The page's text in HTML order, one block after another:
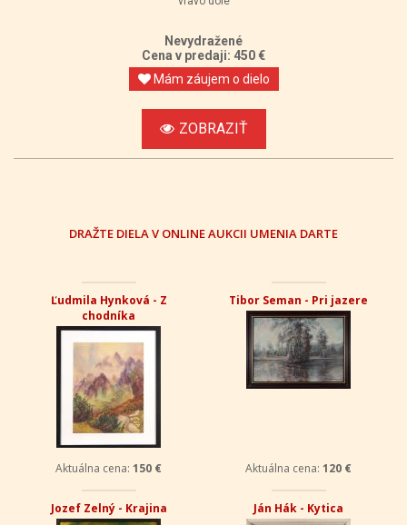
Nevydražené
Cena v predaji: 450 €
Mám záujem o dielo
ZOBRAZIŤ
DRAŽTE DIELA V ONLINE AUKCII UMENIA DARTE
Ľudmila Hynková - Z
chodníka
Aktuálna cena: 150 €
Tibor Seman - Pri jazere
Aktuálna cena: 120 €
Jozef Zelný - Krajina Ján Hák - Kytica